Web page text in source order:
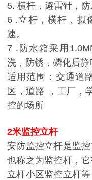
5. 横杆，避雷针，防
6 .立杆，横杆，摄
速。
7 .防水箱采用
洗，防锈，磷化后
适用范围：交通道
区，道路 ，工厂，
控的场所
2米监控立杆
安防监控立杆是监
也称之为监控杆，
立杆小区监控立杆